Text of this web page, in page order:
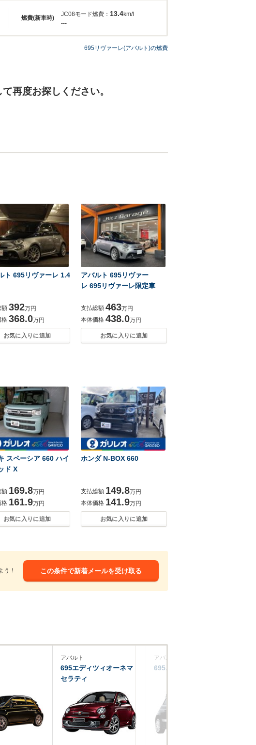
燃費(新車時)
JC08モード燃費： 13.4km/l
---
695リヴァーレ(アバルト)の燃費
再度お探しください。
ト 695リヴァーレ 1.4
額 392万円
格 368.0万円
お気に入りに追加
アバルト 695リヴァー
レ 695リヴァーレ限定車
支払総額 463万円
本体価格 438.0万円
お気に入りに追加
スペーシア 660 ハイ
ド X
額 169.8万円
格 161.9万円
お気に入りに追加
ホンダ N-BOX 660
支払総額 149.8万円
本体価格 141.9万円
お気に入りに追加
う！ この条件で新着メールを受け取る
アバルト
695エディツィオーネマ
セラティ
アバルト
695エッセエッセ